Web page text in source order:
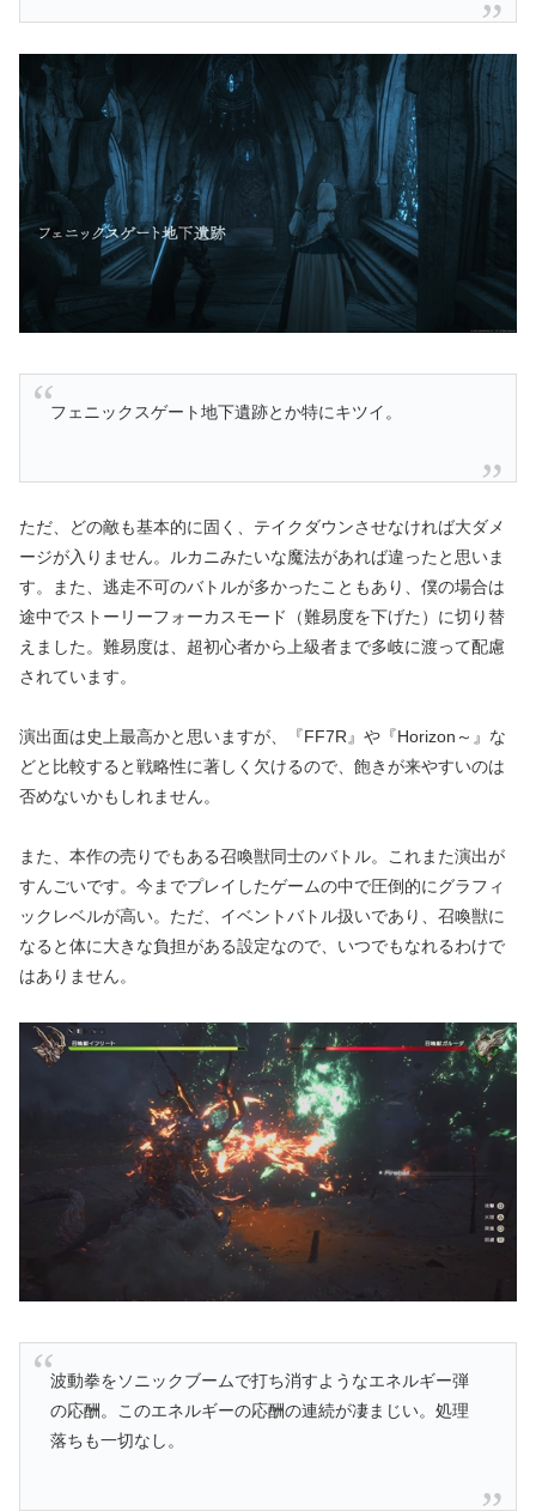
フェニックスゲート地下遺跡とか特にキツイ。
ただ、どの敵も基本的に固く、テイクダウンさせなければ大ダメ
ージが入りません。ルカニみたいな魔法があれば違ったと思いま
す。また、逃走不可のバトルが多かったこともあり、僕の場合は
途中でストーリーフォーカスモード（難易度を下げた）に切り替
えました。難易度は、超初心者から上級者まで多岐に渡って配慮
されています。
演出面は史上最高かと思いますが、『FF7R』や『Horizon～』な
どと比較すると戦略性に著しく欠けるので、飽きが来やすいのは
否めないかもしれません。
また、本作の売りでもある召喚獣同士のバトル。これまた演出が
すんごいです。今までプレイしたゲームの中で圧倒的にグラフィ
ックレベルが高い。ただ、イベントバトル扱いであり、召喚獣に
なると体に大きな負担がある設定なので、いつでもなれるわけで
はありません。
波動拳をソニックブームで打ち消すようなエネルギー弾
の応酬。このエネルギーの応酬の連続が凄まじい。処理
落ちも一切なし。